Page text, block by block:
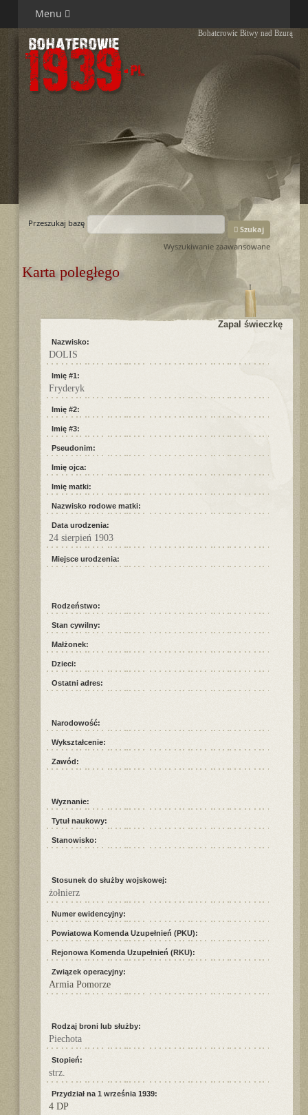
Menu
Bohaterowie Bitwy nad Bzurą
Przeszukaj bazę
Szukaj
Wyszukiwanie zaawansowane
Karta poległego
Zapal świeczkę
Nazwisko:
DOLIS
Imię #1:
Fryderyk
Imię #2:
Imię #3:
Pseudonim:
Imię ojca:
Imię matki:
Nazwisko rodowe matki:
Data urodzenia:
24 sierpień 1903
Miejsce urodzenia:
Rodzeństwo:
Stan cywilny:
Małżonek:
Dzieci:
Ostatni adres:
Narodowość:
Wykształcenie:
Zawód:
Wyznanie:
Tytuł naukowy:
Stanowisko:
Stosunek do służby wojskowej:
żołnierz
Numer ewidencyjny:
Powiatowa Komenda Uzupełnień (PKU):
Rejonowa Komenda Uzupełnień (RKU):
Związek operacyjny:
Armia Pomorze
Rodzaj broni lub służby:
Piechota
Stopień:
strz.
Przydział na 1 września 1939:
4 DP